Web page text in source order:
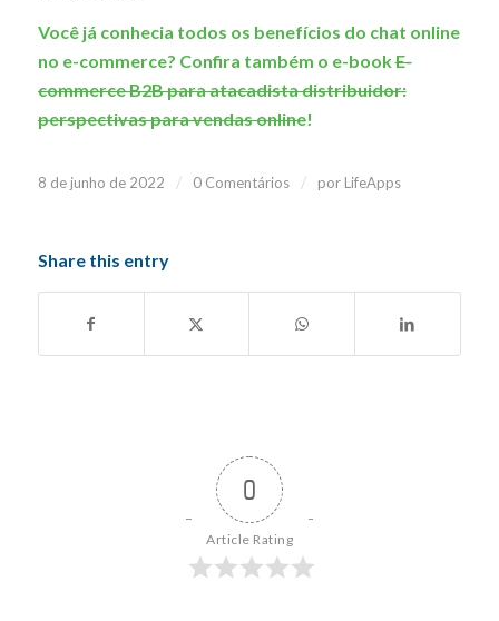
Você já conhecia todos os benefícios do chat online
no e-commerce? Confira também o e-bookE-
commerce B2B para atacadista distribuidor:
perspectivas para vendas online!
8 de junho de 2022 / 0 Comentários / por LifeApps
Share this entry
0
Article Rating